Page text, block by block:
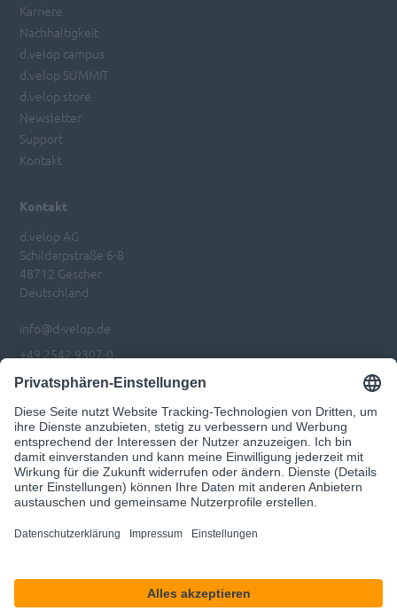
Kontakt
d.velop AG
Schildarpstraße 6-8
48712 Gescher
Deutschland
info@d-velop.de
+49 2542 9307-0
Karriere
Nachhaltigkeit
d.velop campus
d.velop SUMMIT
d.velop store
Newsletter
Support
Kontakt
Impressum